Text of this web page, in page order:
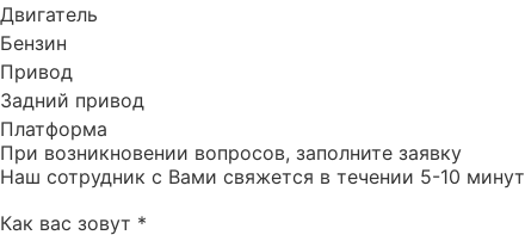
Двигатель
Бензин
Привод
Задний привод
Платформа
При возникновении вопросов, заполните заявку
Наш сотрудник с Вами свяжется в течении 5-10 минут
Как вас зовут *